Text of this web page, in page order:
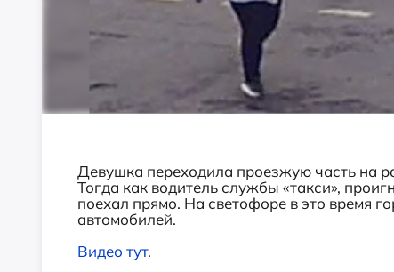
Девушка переходила проезжую часть на
Тогда как водитель службы «такси»,
поехал прямо. На светофоре в это время
автомобилей.
Видео тут.